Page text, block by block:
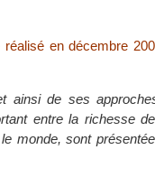
en décembre
ainsi de ses
entre la richesse
monde, sont